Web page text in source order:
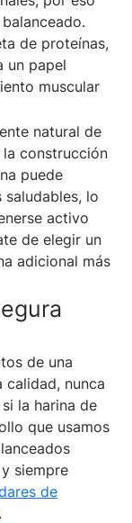
de proteínas,
un papel
muscular
natural de
la construcción
puede
lo
activo
de elegir un
adicional más
de una
calidad, nunca
la harina de
que usamos
siempre
de
.